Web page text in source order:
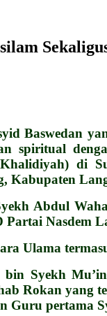
Baswedan
spiritual
di
Kabupaten
Abdul
Partai Nasdem
Ulama
Syekh
Rokan yang
Guru